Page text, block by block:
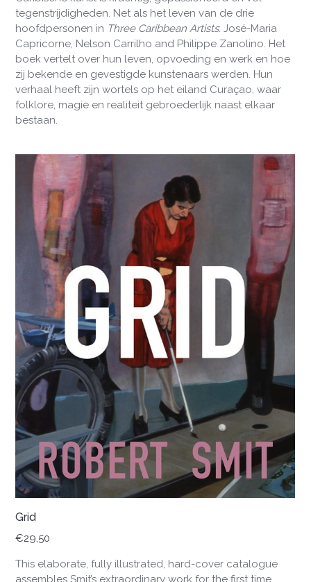
tegenstrijdigheden. Net als het leven van de drie
hoofdpersonen in Three Caribbean Artists: José-Maria
Capricorne, Nelson Carrilho and Philippe Zanolino. Het
boek vertelt over hun leven, opvoeding en werk en hoe
zij bekende en gevestigde kunstenaars werden. Hun
verhaal heeft zijn wortels op het eiland Curaçao, waar
folklore, magie en realiteit gebroederlijk naast elkaar
bestaan.
Grid
€29,50
This elaborate, fully illustrated, hard-cover catalogue